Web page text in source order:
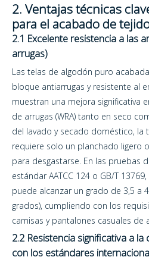
2. Ventajas técnicas
para el acabado de
2.1 Excelente resistencia a las
arrugas)
Las telas de algodón puro
bloque antiarrugas y resistente al
muestran una mejora significativa
de arrugas (WRA) tanto en seco
del lavado y secado doméstico, la
requiere solo un planchado ligero
para desgastarse. En las pruebas
estándar AATCC 124 o GB/T
puede alcanzar un grado de 3,5 a
grados), cumpliendo con los
camisas y pantalones casuales de
2.2 Resistencia significativa a
con los estándares